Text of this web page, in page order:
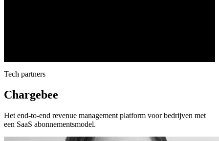
Tech partners
Chargebee
Het end-to-end revenue management platform voor bedrijven met
een SaaS abonnementsmodel.